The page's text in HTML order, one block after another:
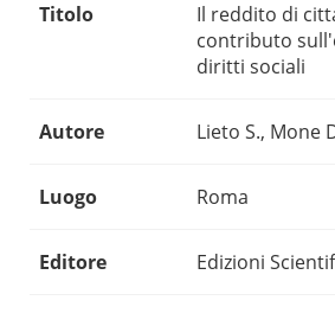
Titolo
Il reddito di
contributo
diritti sociali
Autore Lieto S., Mone
Luogo Roma
Editore Edizioni